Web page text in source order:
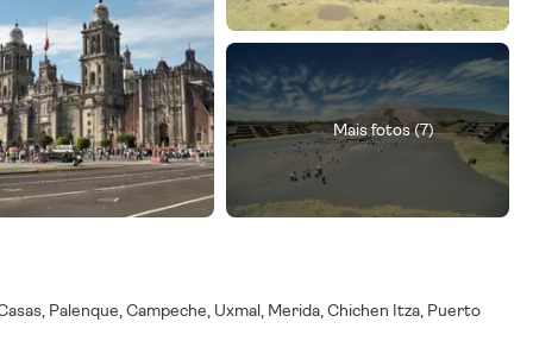
Mais fotos (7)
Palenque, Campeche, Uxmal, Merida, Chichen Itza, Puerto